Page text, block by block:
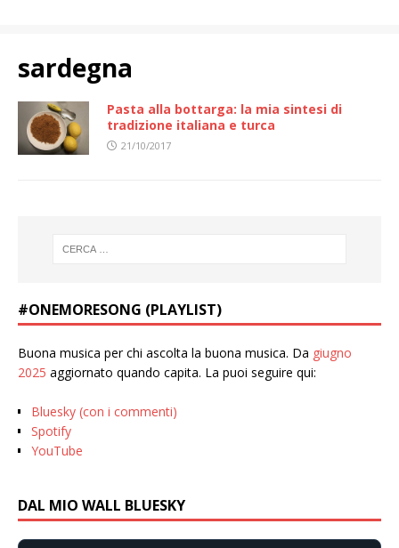
sardegna
Pasta alla bottarga: la mia sintesi di
tradizione italiana e turca
21/10/2017
#ONEMORESONG (PLAYLIST)
Buona musica per chi ascolta la buona musica. Da giugno
2025 aggiornato quando capita. La puoi seguire qui:
Bluesky (con i commenti)
Spotify
YouTube
DAL MIO WALL BLUESKY